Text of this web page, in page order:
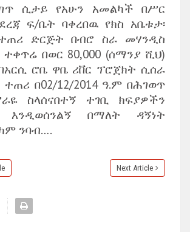
ሲታይ የአሁን አመልካች በሥር
ፍ/ቤት ባቀረበዉ የክስ አቤቱታ፡
ድርጅት በብሮ ስራ መሃንዲስ
በወር 80,000 (ሰማንያ ሺህ)
ሮቤ ዋቤ ሪቨር ፕሮጀክት ሲሰራ
በ02/12/2014 ዓ.ም በሕገወጥ
ስላሰናበተኝ ተገቢ ክፍያዎችን
እንዲወሰንልኝ በማለት ዳኝነት
ንባብ….
Next Article